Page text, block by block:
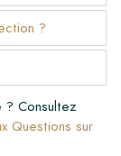
?
Consultez
Questions sur